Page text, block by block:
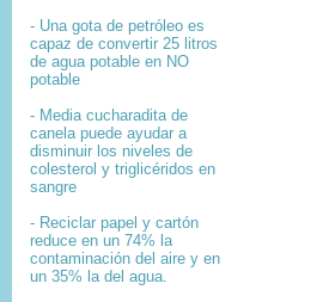
- Una gota de petróleo es
capaz de convertir 25 litros
de agua potable en NO
potable
- Media cucharadita de
canela puede ayudar a
disminuir los niveles de
colesterol y triglicéridos en
sangre
- Reciclar papel y cartón
reduce en un 74% la
contaminación del aire y en
un 35% la del agua.